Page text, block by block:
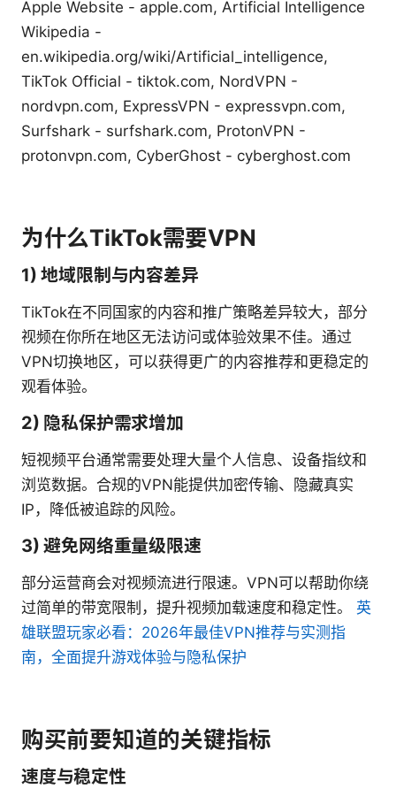
Apple Website - apple.com, Artificial Intelligence
Wikipedia -
en.wikipedia.org/wiki/Artificial_intelligence,
TikTok Official - tiktok.com, NordVPN -
nordvpn.com, ExpressVPN - expressvpn.com,
Surfshark - surfshark.com, ProtonVPN -
protonvpn.com, CyberGhost - cyberghost.com
为什么TikTok需要VPN
1) 地域限制与内容差异
TikTok在不同国家的内容和推广策略差异较大，部分
视频在你所在地区无法访问或体验效果不佳。通过
VPN切换地区，可以获得更广的内容推荐和更稳定的
观看体验。
2) 隐私保护需求增加
短视频平台通常需要处理大量个人信息、设备指纹和
浏览数据。合规的VPN能提供加密传输、隐藏真实
IP，降低被追踪的风险。
3) 避免网络重量级限速
部分运营商会对视频流进行限速。VPN可以帮助你绕
过简单的带宽限制，提升视频加载速度和稳定性。 英
雄联盟玩家必看：2026年最佳VPN推荐与实测指
南，全面提升游戏体验与隐私保护
购买前要知道的关键指标
速度与稳定性